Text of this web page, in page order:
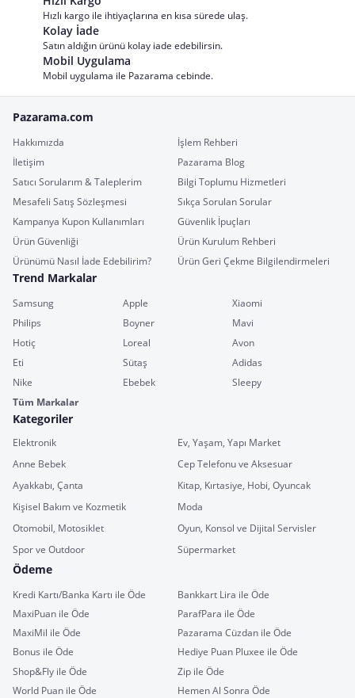
Hızlı kargo ile ihtiyaçlarına en kısa sürede ulaş.
Kolay İade
Satın aldığın ürünü kolay iade edebilirsin.
Mobil Uygulama
Mobil uygulama ile Pazarama cebinde.
Pazarama.com
Hakkımızda
İşlem Rehberi
İletişim
Pazarama Blog
Satıcı Sorularım & Taleplerim
Bilgi Toplumu Hizmetleri
Mesafeli Satış Sözleşmesi
Sıkça Sorulan Sorular
Kampanya Kupon Kullanımları
Güvenlik İpuçları
Ürün Güvenliği
Ürün Kurulum Rehberi
Ürünümü Nasıl İade Edebilirim?
Ürün Geri Çekme Bilgilendirmeleri
Trend Markalar
Samsung Apple
Xiaomi
Philips
Boyner
Mavi
Hotiç
Loreal
Avon
Eti
Sütaş
Adidas
Nike
Ebebek
Sleepy
Tüm Markalar
Kategoriler
Elektronik
Ev, Yaşam, Yapı Market
Anne Bebek
Cep Telefonu ve Aksesuar
Ayakkabı, Çanta
Kitap, Kırtasiye, Hobi, Oyuncak
Kişisel Bakım ve Kozmetik
Moda
Otomobil, Motosiklet
Oyun, Konsol ve Dijital Servisler
Spor ve Outdoor
Süpermarket
Ödeme
Kredi Kartı/Banka Kartı ile Öde
Bankkart Lira ile Öde
MaxiPuan ile Öde
ParafPara ile Öde
MaxiMil ile Öde
Pazarama Cüzdan ile Öde
Bonus ile Öde
Hediye Puan Pluxee ile Öde
Shop&Fly ile Öde
Zip ile Öde
World Puan ile Öde
Hemen Al Sonra Öde